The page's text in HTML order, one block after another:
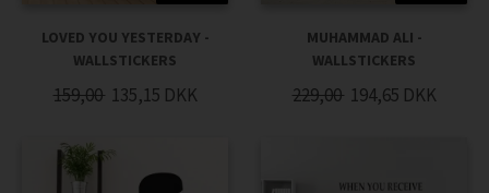
LOVED YOU YESTERDAY -
WALLSTICKERS
159,00 135,15 DKK
MUHAMMAD ALI -
WALLSTICKERS
229,00 194,65 DKK